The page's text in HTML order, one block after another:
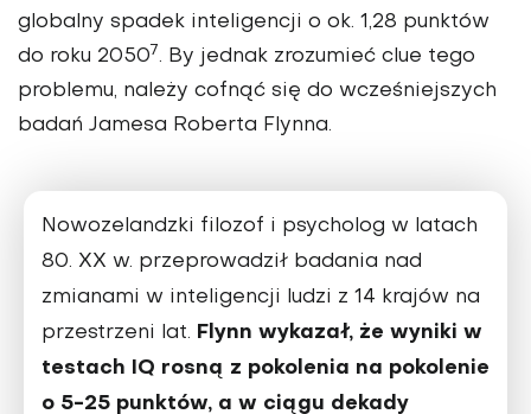
globalny spadek inteli­gencji o ok. 1,28 punktów
do roku 20507. By jednak zrozumieć clue tego
proble­mu, należy cofnąć się do wcześniej­szych
badań Jamesa Roberta Flynna.
Nowozelandzki filozof i psycho­log w latach
80. XX w. przeprowadził badania nad
zmianami w inteligen­cji ludzi z 14 krajów na
przestrzeni lat. Flynn wykazał, że wyniki w
te­stach IQ rosną z pokolenia na pokole­nie
o 5-25 punktów, a w ciągu dekady